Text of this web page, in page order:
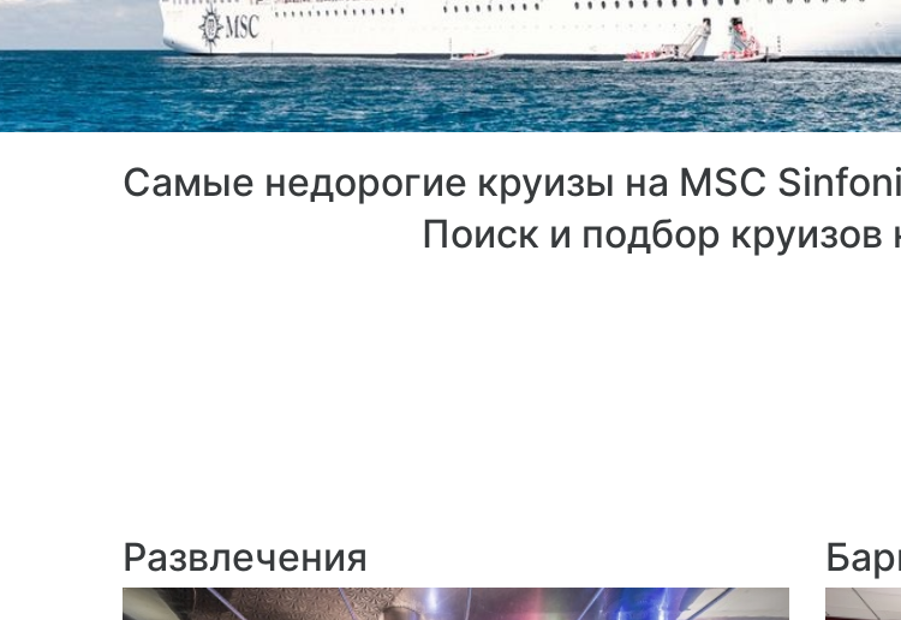
Самые недорогие круизы на MSC
Поиск и подбор круизов
Развлечения
Previous